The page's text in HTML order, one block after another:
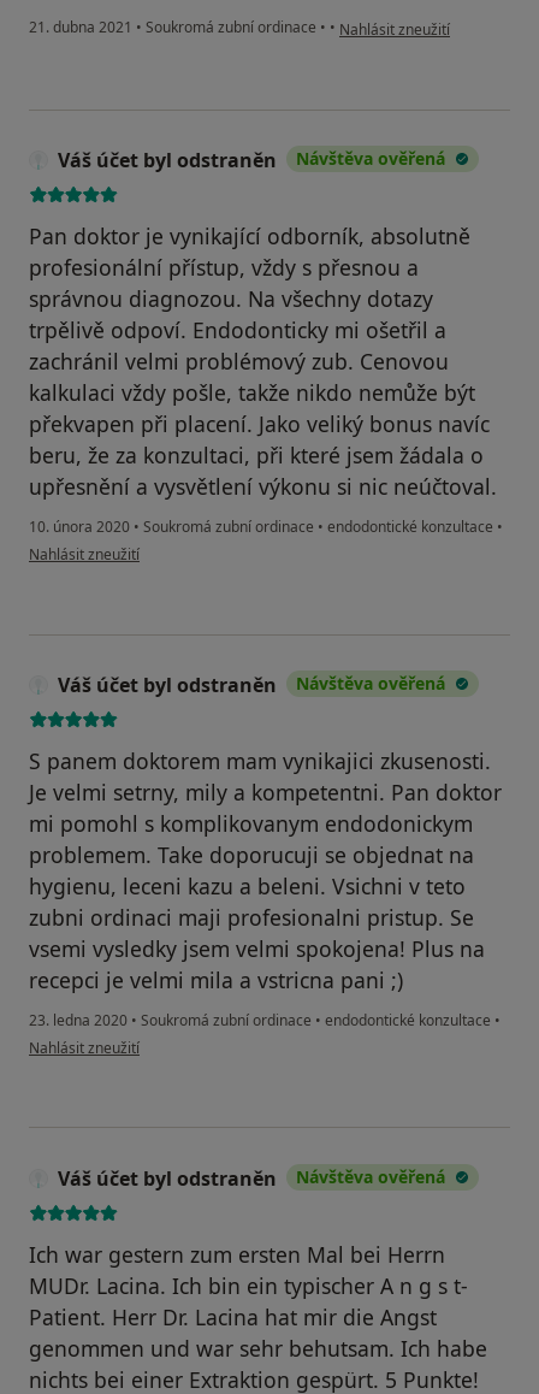
21. dubna 2021 • Soukromá zubní ordinace • • podle názoru uživatele ZK
Nahlásit zneužití
Váš účet byl odstraněn Návštěva ověřená
Pan doktor je vynikající odborník, absolutně
profesionální přístup, vždy s přesnou a
správnou diagnozou. Na všechny dotazy
trpělivě odpoví. Endodonticky mi ošetřil a
zachránil velmi problémový zub. Cenovou
kalkulaci vždy pošle, takže nikdo nemůže být
překvapen při placení. Jako veliký bonus navíc
beru, že za konzultaci, při které jsem žádala o
upřesnění a vysvětlení výkonu si nic neúčtoval.
10. února 2020 • Soukromá zubní ordinace • endodontické konzultace •
podle názoru uživatele Váš účet byl odstraněn
Nahlásit zneužití
Váš účet byl odstraněn Návštěva ověřená
S panem doktorem mam vynikajici zkusenosti.
Je velmi setrny, mily a kompetentni. Pan doktor
mi pomohl s komplikovanym endodonickym
problemem. Take doporucuji se objednat na
hygienu, leceni kazu a beleni. Vsichni v teto
zubni ordinaci maji profesionalni pristup. Se
vsemi vysledky jsem velmi spokojena! Plus na
recepci je velmi mila a vstricna pani ;)
23. ledna 2020 • Soukromá zubní ordinace • endodontické konzultace •
podle názoru uživatele Váš účet byl odstraněn
Nahlásit zneužití
Váš účet byl odstraněn Návštěva ověřená
Ich war gestern zum ersten Mal bei Herrn
MUDr. Lacina. Ich bin ein typischer A n g s t-
Patient. Herr Dr. Lacina hat mir die Angst
genommen und war sehr behutsam. Ich habe
nichts bei einer Extraktion gespürt. 5 Punkte!